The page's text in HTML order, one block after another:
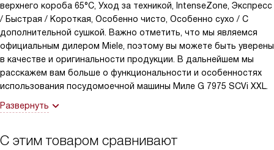
верхнего короба 65°C, Уход за техникой, IntenseZone, Экспресс
/ Быстрая / Короткая, Особенно чисто, Особенно сухо / С
дополнительной сушкой. Важно отметить, что мы являемся
официальным дилером Miele, поэтому вы можете быть уверены
в качестве и оригинальности продукции. В дальнейшем мы
расскажем вам больше о функциональности и особенностях
использования посудомоечной машины Миле G 7975 SCVi XXL.
Развернуть
С этим товаром сравнивают